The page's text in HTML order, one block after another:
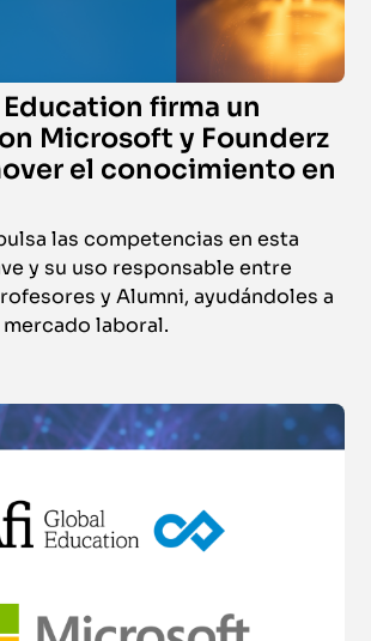
firma un
Microsoft y Founderz
el conocimiento en
las competencias en esta
y su uso responsable entre
y Alumni, ayudándoles a
laboral.